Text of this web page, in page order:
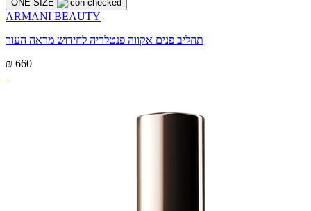
ONE SIZE
ARMANI BEAUTY
תחליב פנים אקווה פנטלריה לחידוש מראה העור
₪ 660